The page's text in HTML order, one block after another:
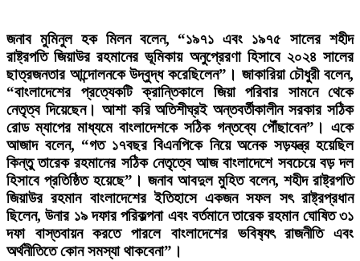
জনাব মুমিনুল হক মিলন বলেন, “১৯৭১ এবং ১৯৭৫ সালের শহীদ
রাষ্ট্রপতি জিয়াউর রহমানের ভূমিকায় অনুপ্রেরণা হিসাবে ২০২৪ সালের
ছাত্রজনতার আন্দোলনকে উদ্বুদ্ধ করেছিলেন”। জাকারিয়া চৌধুরী বলেন,
“বাংলাদেশের প্রত্যেকটি ক্রান্তিকালে জিয়া পরিবার সামনে থেকে
নেতৃত্ব দিয়েছেন। আশা করি অতিশীঘ্রই অন্তবর্তীকালীন সরকার সঠিক
রোড ম্যাপের মাধ্যমে বাংলাদেশকে সঠিক গন্তব্যে পৌঁছাবেন”। একে
আজাদ বলেন, “গত ১৭বছর বিএনপিকে নিয়ে অনেক সড়যন্ত্র হয়েছিল
কিন্তু তারেক রহমানের সঠিক নেতৃত্বে আজ বাংলাদেশে সবচেয়ে বড় দল
হিসাবে প্রতিষ্ঠিত হয়েছে”। জনাব আবদুল মুহিত বলেন, শহীদ রাষ্ট্রপতি
জিয়াউর রহমান বাংলাদেশের ইতিহাসে একজন সফল সৎ রাষ্ট্রপ্রধান
ছিলেন, উনার ১৯ দফার পরিকল্পনা এবং বর্তমানে তারেক রহমান ঘোষিত ৩১
দফা বাস্তবায়ন করতে পারলে বাংলাদেশের ভবিষ‍্যৎ রাজনীতি এবং
অর্থনীতিতে কোন সমস্যা থাকবেনা”।